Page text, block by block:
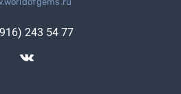
243 54 77